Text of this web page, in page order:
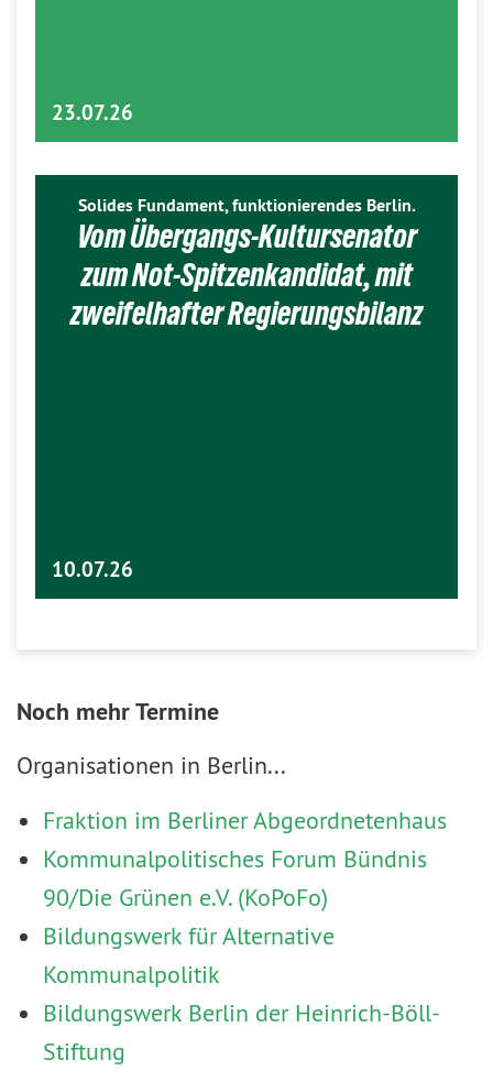
23.07.26
Solides Fundament, funktionierendes Berlin.
Vom Übergangs-Kultursenator
zum Not-Spitzenkandidat, mit
zweifelhafter Regierungsbilanz
10.07.26
Noch mehr Termine
Organisationen in Berlin...
Fraktion im Berliner Abgeordnetenhaus
Kommunalpolitisches Forum Bündnis
90/Die Grünen e.V. (KoPoFo)
Bildungswerk für Alternative
Kommunalpolitik
Bildungswerk Berlin der Heinrich-Böll-
Stiftung